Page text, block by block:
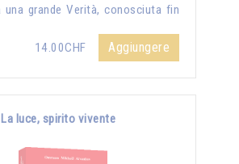
una grande Verità, conosciuta fin
14.00CHF
Aggiungere
La luce, spirito vivente